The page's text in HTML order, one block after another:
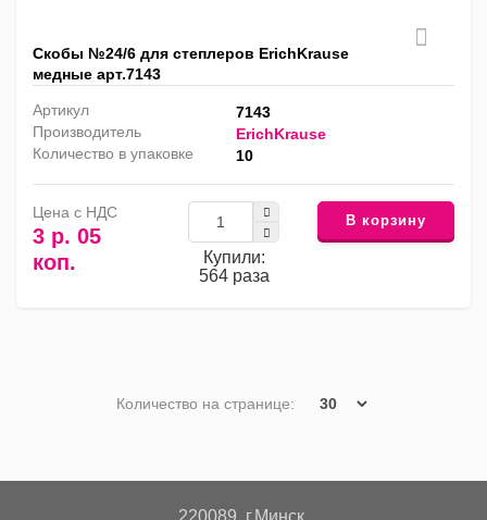
Скобы №24/6 для степлеров ErichKrause
медные арт.7143
Артикул
7143
Производитель
ErichKrause
Количество в упаковке
10
Цена с НДС
3 р. 05
коп.
Купили:
564 раза
В корзину
Количество на странице: